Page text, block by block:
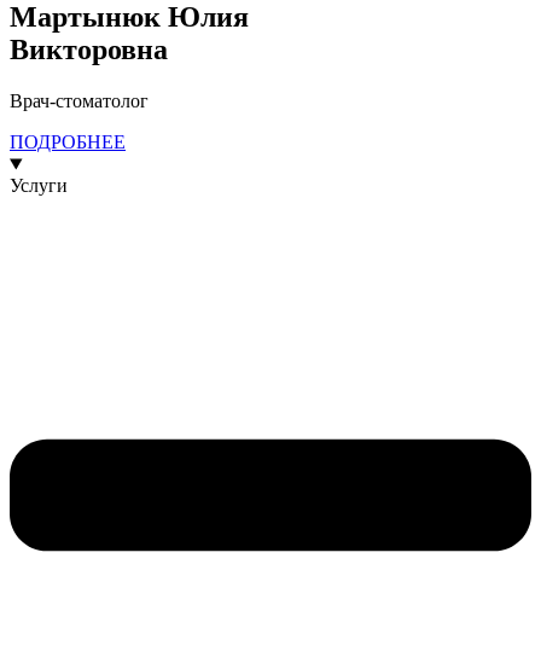
Мартынюк Юлия
Викторовна
Врач-стоматолог
ПОДРОБНЕЕ
Услуги